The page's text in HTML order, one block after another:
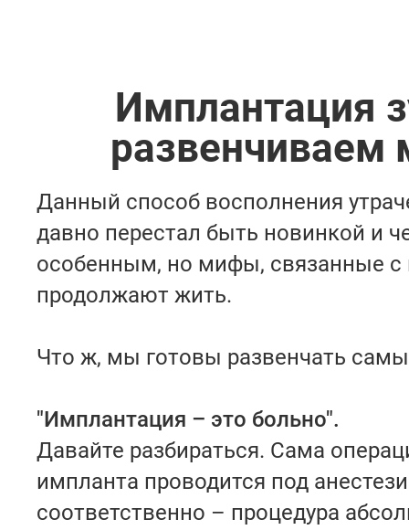
Имплантация
Данный способ восполнения
давно перестал быть новинкой и
особенным, но мифы, связанные с
продолжают жить.
Что ж, мы готовы развенчать
"Имплантация – это больно".
Давайте разбираться. Сама
импланта проводится под
соответственно – процедура